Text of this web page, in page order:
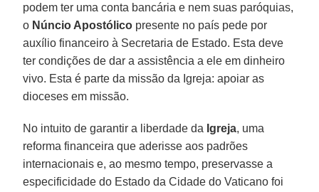
podem ter uma conta bancária e nem suas paróquias,
o Núncio Apostólico presente no país pede por
auxílio financeiro à Secretaria de Estado. Esta deve
ter condições de dar a assistência a ele em dinheiro
vivo. Esta é parte da missão da Igreja: apoiar as
dioceses em missão.
No intuito de garantir a liberdade da Igreja, uma
reforma financeira que aderisse aos padrões
internacionais e, ao mesmo tempo, preservasse a
especificidade do Estado da Cidade do Vaticano foi